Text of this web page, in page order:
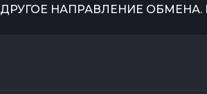
НАПРАВЛЕНИЕ